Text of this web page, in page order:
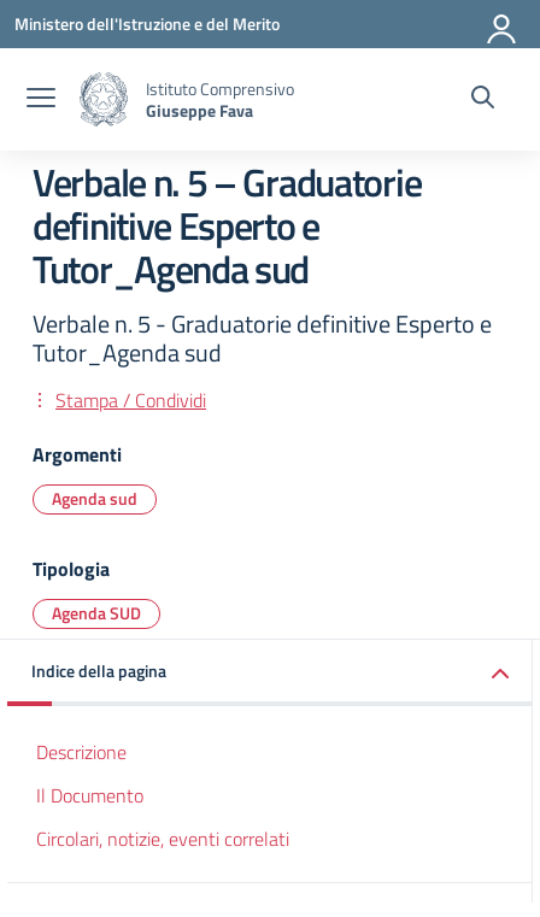
Vai ai contenuti
Vai al menu di navigazione
Vai al footer
Ministero dell'Istruzione e del Merito
Istituto Comprensivo
Giuseppe Fava
Verbale n. 5 – Graduatorie
definitive Esperto e
Tutor_Agenda sud
Verbale n. 5 - Graduatorie definitive Esperto e
Tutor_Agenda sud
Stampa / Condividi
Argomenti
Agenda sud
Tipologia
Agenda SUD
Indice della pagina
Descrizione
Il Documento
Circolari, notizie, eventi correlati